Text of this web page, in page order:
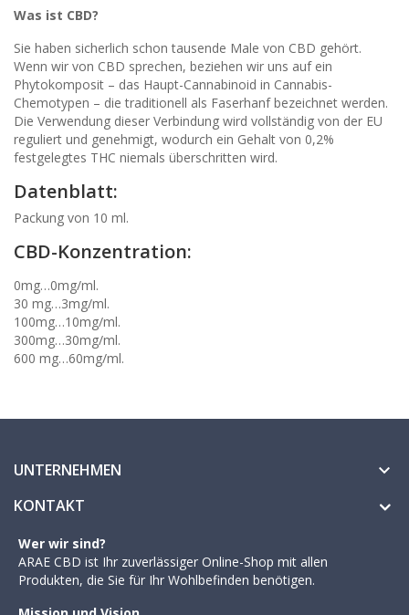
Was ist CBD?
Sie haben sicherlich schon tausende Male von CBD gehört.
Wenn wir von CBD sprechen, beziehen wir uns auf ein
Phytokomposit – das Haupt-Cannabinoid in Cannabis-
Chemotypen – die traditionell als Faserhanf bezeichnet werden.
Die Verwendung dieser Verbindung wird vollständig von der EU
reguliert und genehmigt, wodurch ein Gehalt von 0,2%
festgelegtes THC niemals überschritten wird.
Datenblatt:
Packung von 10 ml.
CBD-Konzentration:
0mg…0mg/ml.
30 mg…3mg/ml.
100mg…10mg/ml.
300mg…30mg/ml.
600 mg…60mg/ml.
UNTERNEHMEN 
KONTAKT
Wer wir sind?
ARAE CBD ist Ihr zuverlässiger Online-Shop mit allen
Produkten, die Sie für Ihr Wohlbefinden benötigen.